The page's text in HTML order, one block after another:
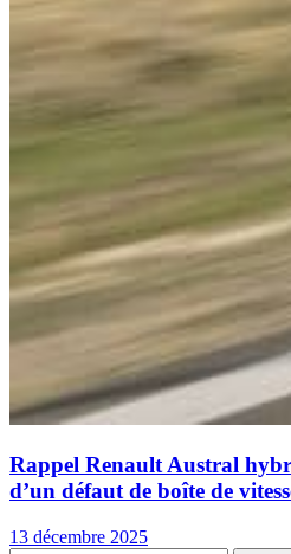
Rappel Renault Austral
d’un défaut de boîte de
13 décembre 2025